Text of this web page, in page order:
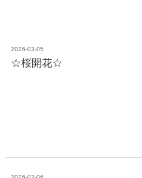
2026-03-05
☆桜開花☆